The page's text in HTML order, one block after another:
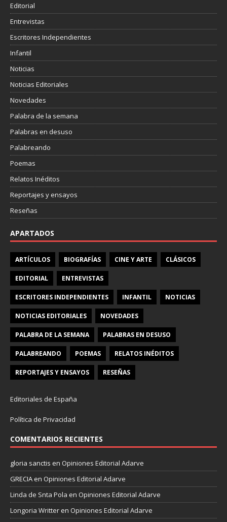
Editorial
Entrevistas
Escritores Independientes
Infantil
Noticias
Noticias Editoriales
Novedades
Palabra de la semana
Palabras en desuso
Palabreando
Poemas
Relatos Inéditos
Reportajes y ensayos
Reseñas
APARTADOS
ARTÍCULOS BIOGRAFÍAS CINE Y ARTE CLÁSICOS
EDITORIAL ENTREVISTAS
ESCRITORES INDEPENDIENTES INFANTIL NOTICIAS
NOTICIAS EDITORIALES NOVEDADES
PALABRA DE LA SEMANA PALABRAS EN DESUSO
PALABREANDO POEMAS RELATOS INÉDITOS
REPORTAJES Y ENSAYOS RESEÑAS
Editoriales de España
Política de Privacidad
COMENTARIOS RECIENTES
gloria sanctis en Opiniones Editorial Adarve
GRECIAen Opiniones Editorial Adarve
Linda de Snta Pola en Opiniones Editorial Adarve
Longoria Writteren Opiniones Editorial Adarve